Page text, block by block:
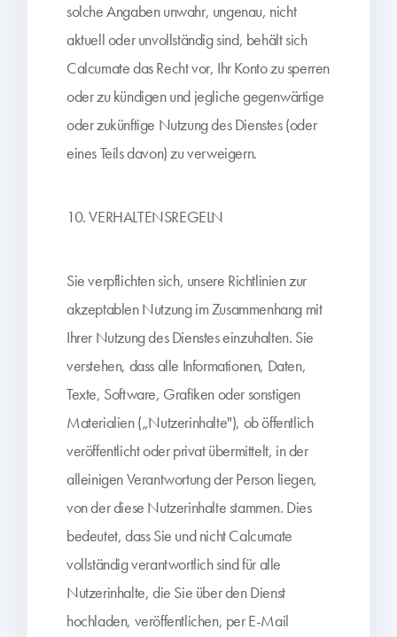
solche Angaben unwahr, ungenau, nicht
aktuell oder unvollständig sind, behält sich
Calcumate das Recht vor, Ihr Konto zu sperren
oder zu kündigen und jegliche gegenwärtige
oder zukünftige Nutzung des Dienstes (oder
eines Teils davon) zu verweigern.
10. VERHALTENSREGELN
Sie verpflichten sich, unsere Richtlinien zur
akzeptablen Nutzung im Zusammenhang mit
Ihrer Nutzung des Dienstes einzuhalten. Sie
verstehen, dass alle Informationen, Daten,
Texte, Software, Grafiken oder sonstigen
Materialien („Nutzerinhalte"), ob öffentlich
veröffentlicht oder privat übermittelt, in der
alleinigen Verantwortung der Person liegen,
von der diese Nutzerinhalte stammen. Dies
bedeutet, dass Sie und nicht Calcumate
vollständig verantwortlich sind für alle
Nutzerinhalte, die Sie über den Dienst
hochladen, veröffentlichen, per E-Mail